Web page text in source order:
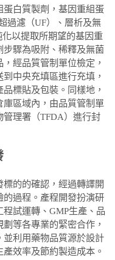
白質製劑，基因重組蛋
過濾（UF）、層析及無
以提取所期望的基因重
驟為吸附、稀釋及無菌
經品質管制單位檢定，
中央充填區進行充填，
標貼及包裝。同樣地，
區域內，由品質管制單
理署（TFDA）進行封
的的確認，經過轉譯開
過程。產程開發扮演研
試運轉、GMP生產、品
等各專業的緊密合作，
利用藥物品質源於設計
效率及節約製造成本。